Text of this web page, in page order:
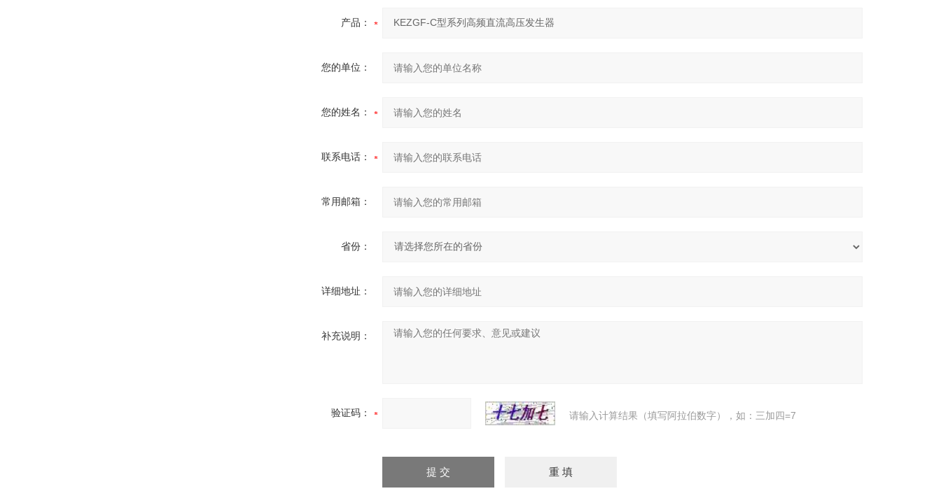
产品：
您的单位：
您的姓名：
联系电话：
常用邮箱：
省份：
详细地址：
补充说明：
验证码： 请输入计算结果（填写阿拉伯数字），如：三加四=7